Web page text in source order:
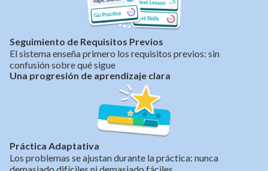
Seguimiento de Requisitos Previos
El sistema enseña primero los requisitos previos: sin
confusión sobre qué sigue
Una progresión de aprendizaje clara
Práctica Adaptativa
Los problemas se ajustan durante la práctica: nunca